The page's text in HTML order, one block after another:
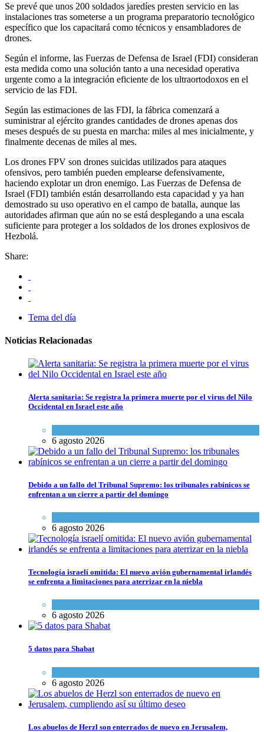
Se prevé que unos 200 soldados jaredíes presten servicio en las
instalaciones tras someterse a un programa preparatorio tecnológico
específico que los capacitará como técnicos y ensambladores de
drones.
Según el informe, las Fuerzas de Defensa de Israel (FDI) consideran
esta medida como una solución tanto a una necesidad operativa
urgente como a la integración eficiente de los ultraortodoxos en el
servicio de las FDI.
Según las estimaciones de las FDI, la fábrica comenzará a
suministrar al ejército grandes cantidades de drones apenas dos
meses después de su puesta en marcha: miles al mes inicialmente, y
finalmente decenas de miles al mes.
Los drones FPV son drones suicidas utilizados para ataques
ofensivos, pero también pueden emplearse defensivamente,
haciendo explotar un dron enemigo. Las Fuerzas de Defensa de
Israel (FDI) también están desarrollando esta capacidad y ya han
demostrado su uso operativo en el campo de batalla, aunque las
autoridades afirman que aún no se está desplegando a una escala
suficiente para proteger a los soldados de los drones explosivos de
Hezbolá.
Share:
Tema del día
Noticias Relacionadas
Alerta sanitaria: Se registra la primera muerte por el virus del Nilo
Occidental en Israel este año
6 agosto 2026
Debido a un fallo del Tribunal Supremo: los tribunales rabínicos se
enfrentan a un cierre a partir del domingo
6 agosto 2026
Tecnología israelí omitida: El nuevo avión gubernamental irlandés
se enfrenta a limitaciones para aterrizar en la niebla
6 agosto 2026
5 datos para Shabat
6 agosto 2026
Los abuelos de Herzl son enterrados de nuevo en Jerusalem,